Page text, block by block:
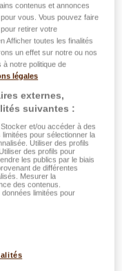
contenus et annonces
vous. Vous pouvez faire
retirer votre
Afficher toutes les finalités
un effet sur notre ou nos
à notre politique de
légales
externes,
suivantes :
et/ou accéder à des
pour sélectionner la
Utiliser des profils
des profils pour
les publics par le biais
de différentes
Mesurer la
des contenus.
limitées pour